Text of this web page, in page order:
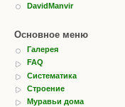
DavidManvir
Основное меню
Галерея
FAQ
Систематика
Строение
Муравьи дома